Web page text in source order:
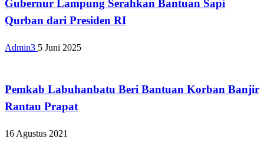
Gubernur Lampung Serahkan Bantuan Sapi
Qurban dari Presiden RI
Admin3 5 Juni 2025
Pemkab Labuhanbatu Beri Bantuan Korban Banjir
Rantau Prapat
16 Agustus 2021